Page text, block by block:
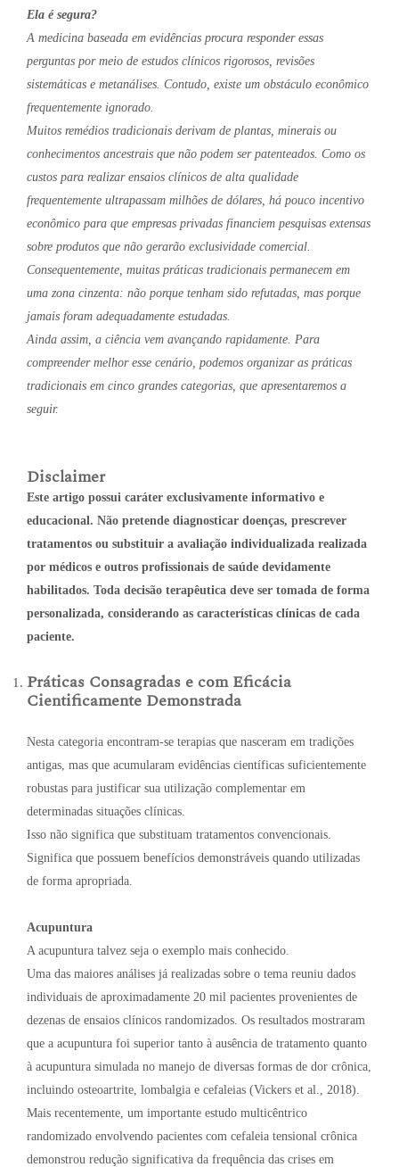
Ela é segura?
A medicina baseada em evidências procura responder essas
perguntas por meio de estudos clínicos rigorosos, revisões
sistemáticas e metanálises. Contudo, existe um obstáculo econômico
frequentemente ignorado.
Muitos remédios tradicionais derivam de plantas, minerais ou
conhecimentos ancestrais que não podem ser patenteados. Como os
custos para realizar ensaios clínicos de alta qualidade
frequentemente ultrapassam milhões de dólares, há pouco incentivo
econômico para que empresas privadas financiem pesquisas extensas
sobre produtos que não gerarão exclusividade comercial.
Consequentemente, muitas práticas tradicionais permanecem em
uma zona cinzenta: não porque tenham sido refutadas, mas porque
jamais foram adequadamente estudadas.
Ainda assim, a ciência vem avançando rapidamente. Para
compreender melhor esse cenário, podemos organizar as práticas
tradicionais em cinco grandes categorias, que apresentaremos a
seguir.
Disclaimer
Este artigo possui caráter exclusivamente informativo e
educacional. Não pretende diagnosticar doenças, prescrever
tratamentos ou substituir a avaliação individualizada realizada
por médicos e outros profissionais de saúde devidamente
habilitados. Toda decisão terapêutica deve ser tomada de forma
personalizada, considerando as características clínicas de cada
paciente.
Práticas Consagradas e com Eficácia
Cientificamente Demonstrada
Nesta categoria encontram-se terapias que nasceram em tradições
antigas, mas que acumularam evidências científicas suficientemente
robustas para justificar sua utilização complementar em
determinadas situações clínicas.
Isso não significa que substituam tratamentos convencionais.
Significa que possuem benefícios demonstráveis quando utilizadas
de forma apropriada.
Acupuntura
A acupuntura talvez seja o exemplo mais conhecido.
Uma das maiores análises já realizadas sobre o tema reuniu dados
individuais de aproximadamente 20 mil pacientes provenientes de
dezenas de ensaios clínicos randomizados. Os resultados mostraram
que a acupuntura foi superior tanto à ausência de tratamento quanto
à acupuntura simulada no manejo de diversas formas de dor crônica,
incluindo osteoartrite, lombalgia e cefaleias (Vickers et al., 2018).
Mais recentemente, um importante estudo multicêntrico
randomizado envolvendo pacientes com cefaleia tensional crônica
demonstrou redução significativa da frequência das crises em